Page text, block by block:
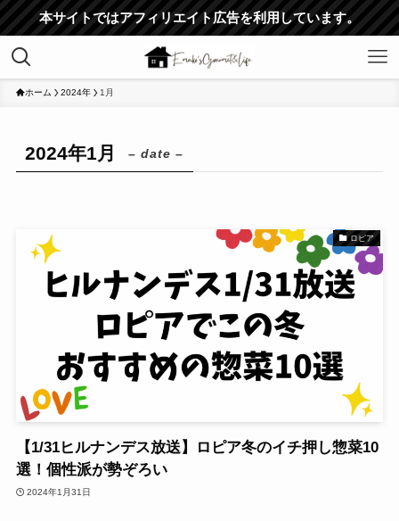
本サイトではアフィリエイト広告を利用しています。
ホーム 2024年 1月
2024年1月 – date –
ロピア
【1/31ヒルナンデス放送】ロピア冬のイチ押し惣菜10
選！個性派が勢ぞろい
2024年1月31日